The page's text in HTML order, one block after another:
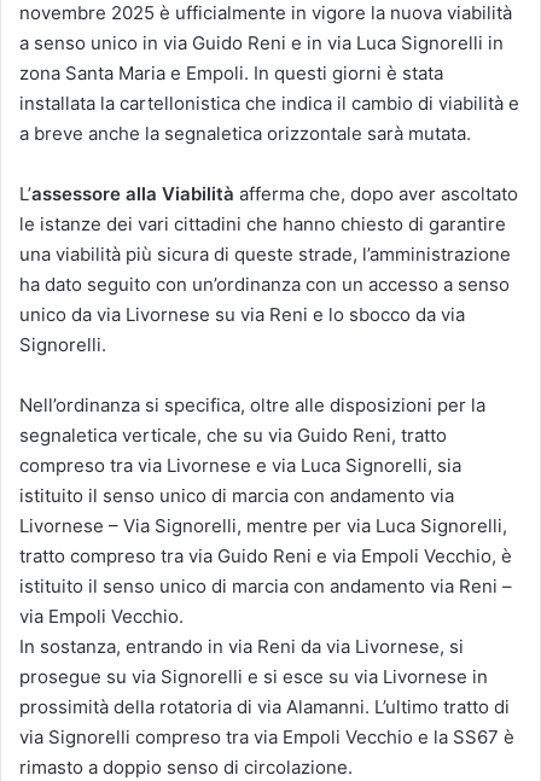
novembre 2025 è ufficialmente in vigore la nuova viabilità
a senso unico in via Guido Reni e in via Luca Signorelli in
zona Santa Maria e Empoli. In questi giorni è stata
installata la cartellonistica che indica il cambio di viabilità e
a breve anche la segnaletica orizzontale sarà mutata.
L’assessore alla Viabilità afferma che, dopo aver ascoltato
le istanze dei vari cittadini che hanno chiesto di garantire
una viabilità più sicura di queste strade, l’amministrazione
ha dato seguito con un’ordinanza con un accesso a senso
unico da via Livornese su via Reni e lo sbocco da via
Signorelli.
Nell’ordinanza si specifica, oltre alle disposizioni per la
segnaletica verticale, che su via Guido Reni, tratto
compreso tra via Livornese e via Luca Signorelli, sia
istituito il senso unico di marcia con andamento via
Livornese – Via Signorelli, mentre per via Luca Signorelli,
tratto compreso tra via Guido Reni e via Empoli Vecchio, è
istituito il senso unico di marcia con andamento via Reni –
via Empoli Vecchio.
In sostanza, entrando in via Reni da via Livornese, si
prosegue su via Signorelli e si esce su via Livornese in
prossimità della rotatoria di via Alamanni. L’ultimo tratto di
via Signorelli compreso tra via Empoli Vecchio e la SS67 è
rimasto a doppio senso di circolazione.